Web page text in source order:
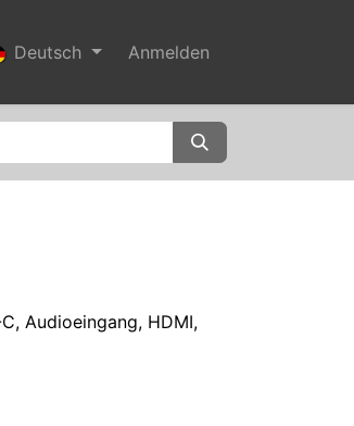
Deutsch Anmelden
Audioeingang, HDMI,